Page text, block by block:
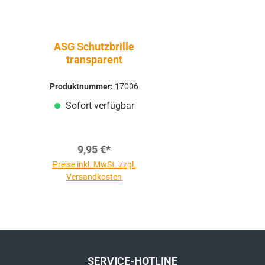
ASG Schutzbrille
transparent
Produktnummer: 17006
Sofort verfügbar
9,95 €*
Preise inkl. MwSt. zzgl.
Versandkosten
SERVICE-HOTLINE